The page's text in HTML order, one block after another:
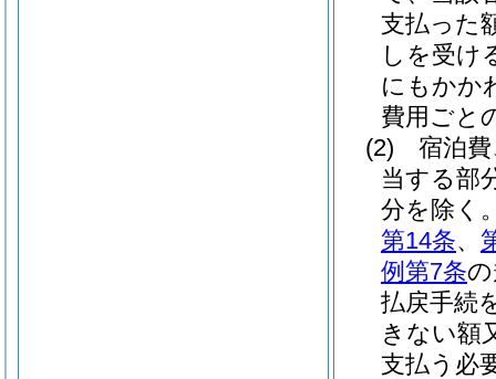
支払った
しを受け
にもかか
費用ごと
(2)
宿泊
当する部
分を除く
第14条、
例第7条
払戻手続
きない額
支払う必